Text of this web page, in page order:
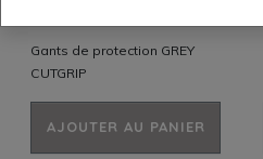
Gants de protection GREY
CUTGRIP
AJOUTER AU PANIER